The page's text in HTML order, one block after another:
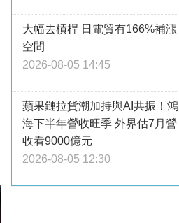
大幅去槓桿 日電貿有166%補漲
空間
2026-08-05 14:45
蘋果鏈拉貨潮加持與AI共振！鴻
海下半年營收旺季 外界估7月營
收看9000億元
2026-08-05 12:30